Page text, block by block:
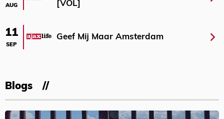
AUG
[VOL]
11
SEP
Geef Mij Maar Amsterdam
Blogs